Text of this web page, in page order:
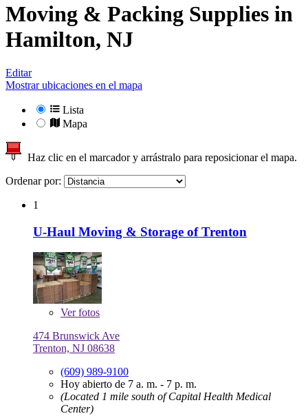
Moving & Packing Supplies in
Hamilton, NJ
Editar
Mostrar ubicaciones en el mapa
Lista
Mapa
Haz clic en el marcador y arrástralo para reposicionar el mapa.
Ordenar por:
1
U-Haul Moving & Storage of Trenton
Verfotos
474 Brunswick Ave
Trenton, NJ 08638
(609) 989-9100
Hoy abierto de 7 a. m. - 7 p. m.
(Located 1 mile south of Capital Health Medical
Center)